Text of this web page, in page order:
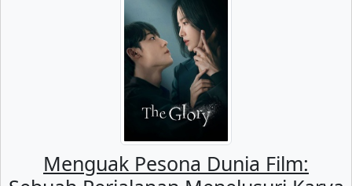
Menguak Pesona Dunia Film: